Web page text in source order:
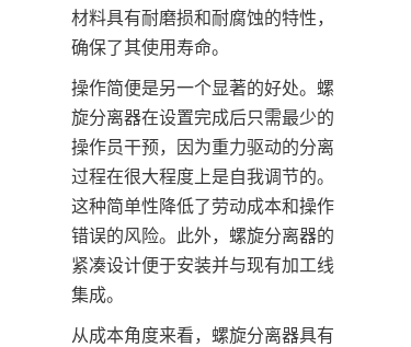
材料具有耐磨损和耐腐蚀的特性，
确保了其使用寿命。
操作简便是另一个显著的好处。螺
旋分离器在设置完成后只需最少的
操作员干预，因为重力驱动的分离
过程在很大程度上是自我调节的。
这种简单性降低了劳动成本和操作
错误的风险。此外，螺旋分离器的
紧凑设计便于安装并与现有加工线
集成。
从成本角度来看，螺旋分离器具有